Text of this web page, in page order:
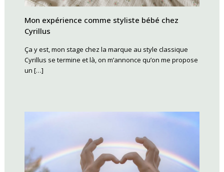
Mon expérience comme styliste bébé chez
Cyrillus
Ça y est, mon stage chez la marque au style classique
Cyrillus se termine et là, on m’annonce qu’on me propose
un […]